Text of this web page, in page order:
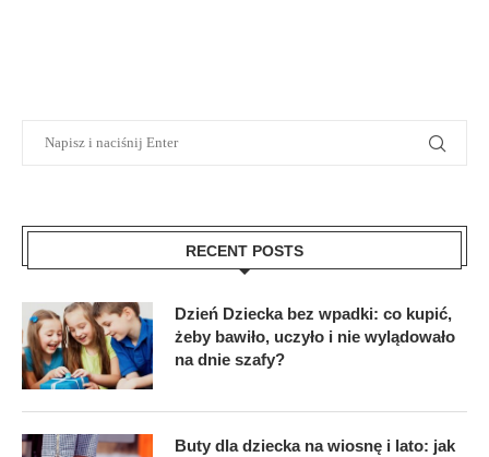
RECENT POSTS
Dzień Dziecka bez wpadki: co kupić,
żeby bawiło, uczyło i nie wylądowało
na dnie szafy?
Buty dla dziecka na wiosnę i lato: jak